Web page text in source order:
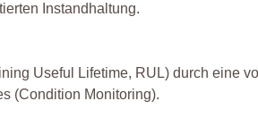
Instandhaltung.
Useful Lifetime, RUL) durch eine
(Condition Monitoring).